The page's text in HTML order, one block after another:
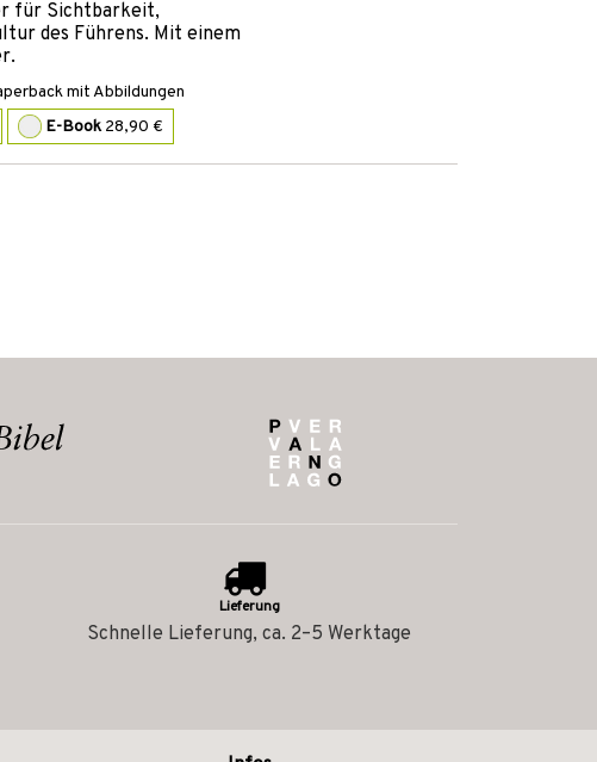
für Sichtbarkeit,
des Führens. Mit einem
mit Abbildungen
E-Book 28,90 €
Lieferung
Schnelle Lieferung, ca. 2–5 Werktage